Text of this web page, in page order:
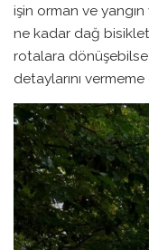
işin orman ve
ne kadar dağ
rotalara
detaylarını